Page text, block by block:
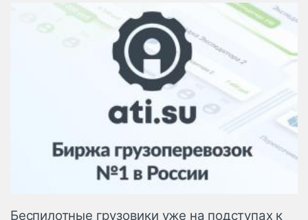
Беспилотные грузовики уже на подступах к